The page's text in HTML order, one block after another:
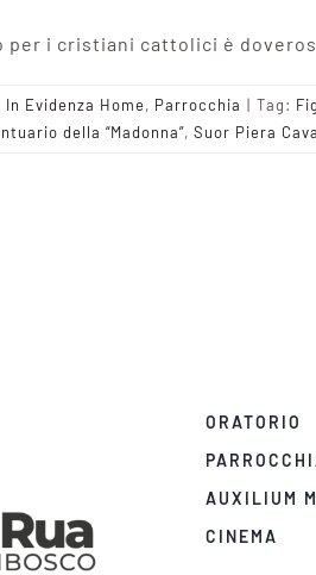
per i cristiani cattolici è
In Evidenza Home, Parrocchia | Tag:
della “Madonna”, Suor Piera
ORATORIO
AUXILIUM
CINEMA